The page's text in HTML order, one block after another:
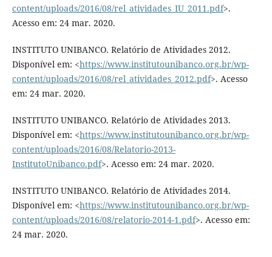
content/uploads/2016/08/rel_atividades_IU_2011.pdf>.
Acesso em: 24 mar. 2020.
INSTITUTO UNIBANCO. Relatório de Atividades 2012.
Disponível em: <https://www.institutounibanco.org.br/wp-
content/uploads/2016/08/rel_atividades_2012.pdf>. Acesso
em: 24 mar. 2020.
INSTITUTO UNIBANCO. Relatório de Atividades 2013.
Disponível em: <https://www.institutounibanco.org.br/wp-
content/uploads/2016/08/Relatorio-2013-
InstitutoUnibanco.pdf>. Acesso em: 24 mar. 2020.
INSTITUTO UNIBANCO. Relatório de Atividades 2014.
Disponível em: <https://www.institutounibanco.org.br/wp-
content/uploads/2016/08/relatorio-2014-1.pdf>. Acesso em:
24 mar. 2020.